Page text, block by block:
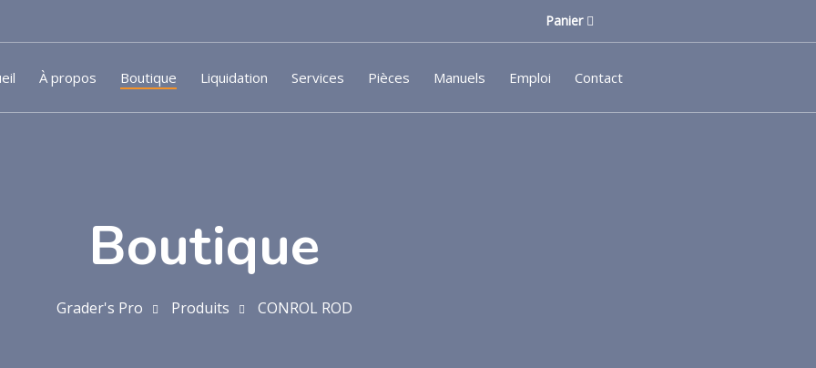
Panier
À propos Boutique Liquidation Services Pièces Manuels Emploi Contact
Boutique
Grader's Pro Produits CONROL ROD